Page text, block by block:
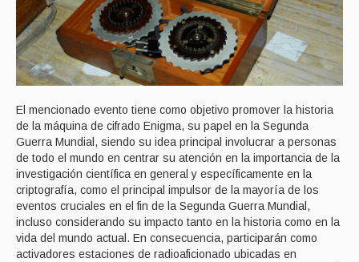
El mencionado evento tiene como objetivo promover la historia
de la máquina de cifrado Enigma, su papel en la Segunda
Guerra Mundial, siendo su idea principal involucrar a personas
de todo el mundo en centrar su atención en la importancia de la
investigación científica en general y específicamente en la
criptografía, como el principal impulsor de la mayoría de los
eventos cruciales en el fin de la Segunda Guerra Mundial,
incluso considerando su impacto tanto en la historia como en la
vida del mundo actual. En consecuencia, participarán como
activadores estaciones de radioaficionado ubicadas en